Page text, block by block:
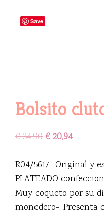
Save
Bolsito
€34,90€20,94
R04/5617 -Original y
PLATEADO
Muy coqueto por su
monedero-.